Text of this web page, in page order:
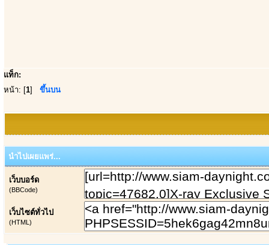
แท็ก:
หน้า: [1] ขึ้นบน
นำไปเผยแพร่...
เว็บบอร์ด
(BBCode)
เว็บไซต์ทั่วไป
(HTML)